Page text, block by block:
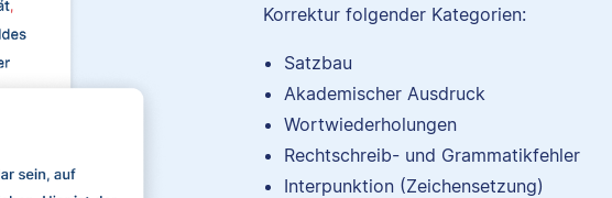
Korrektur folgender Kategorien:
Satzbau
Akademischer Ausdruck
Wortwiederholungen
Rechtschreib- und Grammatikfehler
Interpunktion (Zeichensetzung)